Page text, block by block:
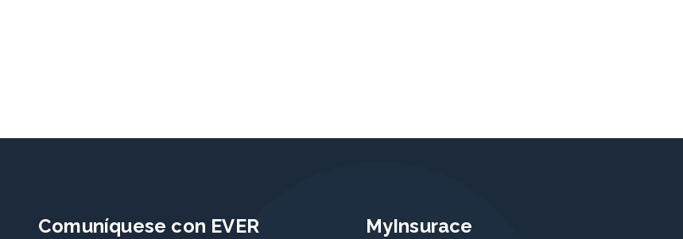
Comuníquese con EVER
MyInsurace